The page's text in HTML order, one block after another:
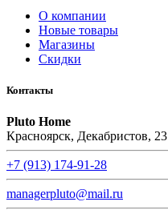
О компании
Новые товары
Магазины
Скидки
Контакты
Pluto Home
Красноярск, Декабристов, 23
+7 (913) 174-91-28
managerpluto@mail.ru